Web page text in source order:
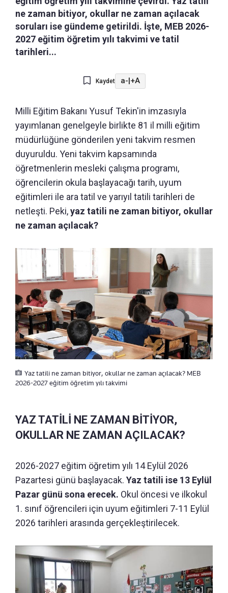
ne zaman bitiyor, okullar ne zaman açılacak
soruları ise gündeme getirildi. İşte, MEB 2026-
2027 eğitim öğretim yılı takvimi ve tatil
tarihleri...
Kaydet a- +A
Milli Eğitim Bakanı Yusuf Tekin'in imzasıyla
yayımlanan genelgeyle birlikte 81 il milli eğitim
müdürlüğüne gönderilen yeni takvim resmen
duyuruldu. Yeni takvim kapsamında
öğretmenlerin mesleki çalışma programı,
öğrencilerin okula başlayacağı tarih, uyum
eğitimleri ile ara tatil ve yarıyıl tatili tarihleri de
netleşti. Peki,yaz tatili ne zaman bitiyor, okullar
ne zaman açılacak?
Yaz tatili ne zaman bitiyor, okullar ne zaman açılacak? MEB
2026-2027 eğitim öğretim yılı takvimi
YAZ TATİLİ NE ZAMAN BİTİYOR,
OKULLAR NE ZAMAN AÇILACAK?
2026-2027 eğitim öğretim yılı 14 Eylül 2026
Pazartesi günü başlayacak. Yaz tatili ise 13 Eylül
Pazar günü sona erecek. Okul öncesi ve ilkokul
1. sınıf öğrencileri için uyum eğitimleri 7-11 Eylül
2026 tarihleri arasında gerçekleştirilecek.